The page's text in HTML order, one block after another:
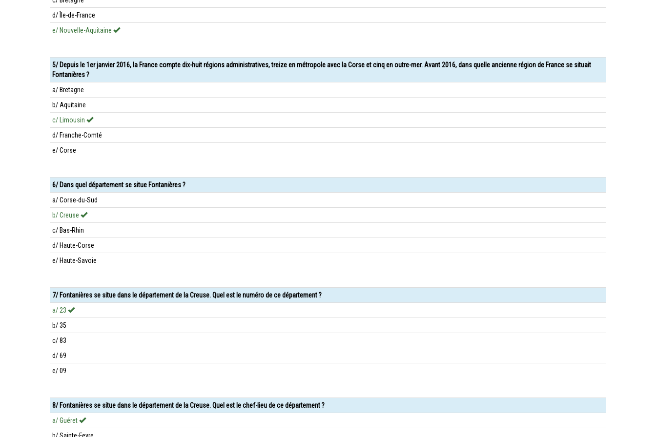
d/ Île-de-France
e/ Nouvelle-Aquitaine
5/ Depuis le 1er janvier 2016, la France compte dix-huit régions administratives, treize en métropole avec la Corse et cinq en outre-mer. Avant 2016, dans quelle ancienne région de France se situait
Fontanières ?
a/ Bretagne
b/ Aquitaine
c/ Limousin
d/ Franche-Comté
e/ Corse
6/ Dans quel département se situe Fontanières ?
a/ Corse-du-Sud
b/ Creuse
c/ Bas-Rhin
d/ Haute-Corse
e/ Haute-Savoie
7/ Fontanières se situe dans le département de la Creuse. Quel est le numéro de ce département ?
a/ 23
b/ 35
c/ 83
d/ 69
e/ 09
8/ Fontanières se situe dans le département de la Creuse. Quel est le chef-lieu de ce département ?
a/ Guéret